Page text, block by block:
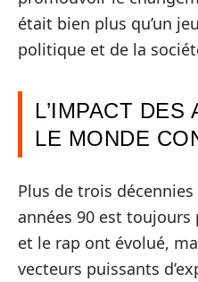
était bien plus qu’un
politique et de la
L’IMPACT DES
LE MONDE
Plus de trois
années 90 est
et le rap ont évolué,
vecteurs puissants